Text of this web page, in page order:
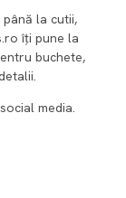
la cutii,
îți pune la
buchete,
media.